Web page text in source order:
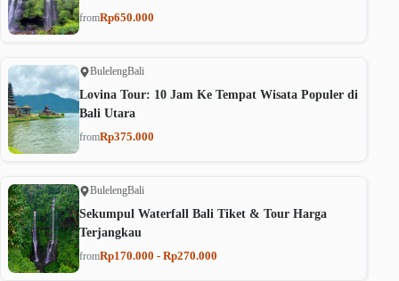
fromRp650.000
BulelengBali
Lovina Tour: 10 Jam Ke Tempat Wisata Populer di
Bali Utara
fromRp375.000
BulelengBali
Sekumpul Waterfall Bali Tiket & Tour Harga
Terjangkau
fromRp170.000 - Rp270.000